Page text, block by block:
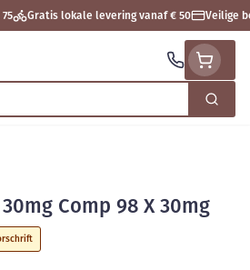
Gratis lokale levering vanaf € 50 Veilige
Zoek
Comp 98 X 30mg